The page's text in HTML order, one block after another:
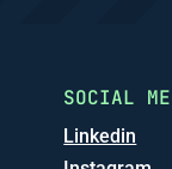
SOCIAL
Linkedin